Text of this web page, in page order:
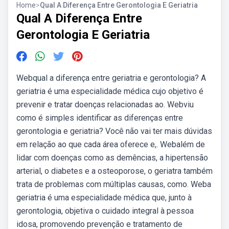
Home>Qual A Diferença Entre Gerontologia E Geriatria
Qual A Diferença Entre
Gerontologia E Geriatria
Webqual a diferença entre geriatria e gerontologia? A
geriatria é uma especialidade médica cujo objetivo é
prevenir e tratar doenças relacionadas ao. Webviu
como é simples identificar as diferenças entre
gerontologia e geriatria? Você não vai ter mais dúvidas
em relação ao que cada área oferece e,. Webalém de
lidar com doenças como as demências, a hipertensão
arterial, o diabetes e a osteoporose, o geriatra também
trata de problemas com múltiplas causas, como. Weba
geriatria é uma especialidade médica que, junto à
gerontologia, objetiva o cuidado integral à pessoa
idosa, promovendo prevenção e tratamento de